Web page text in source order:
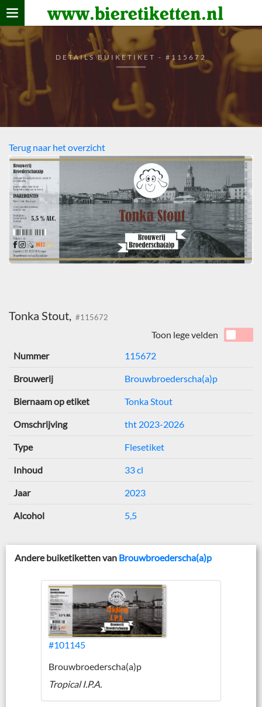
www.bieretiketten.nl
Home
verzamelen
De bierkaart
Bezoekers
DETAILS BUIKETIKET - #115672
Terug naar het overzicht
Tonka Stout, #115672
Toon lege velden
Nummer
115672
Brouwerij Brouwbroederscha(a)p
Biernaam op etiket Tonka Stout
Omschrijving tht 2023-2026
Type Flesetiket
Inhoud 33 cl
Jaar 2023
Alcohol 5,5
Andere buiketiketten van Brouwbroederscha(a)p
#101145
Brouwbroederscha(a)p
Tropical I.P.A.